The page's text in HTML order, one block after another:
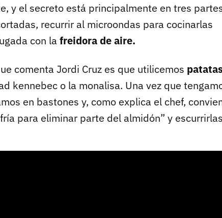
y el secreto está principalmente en tres
recurrir al microondas para cocinarlas
con la freidora de aire.
comenta Jordi Cruz es que utilicemos
kennebec o la monalisa. Una vez que
en bastones y, como explica el chef,
para eliminar parte del almidón” y